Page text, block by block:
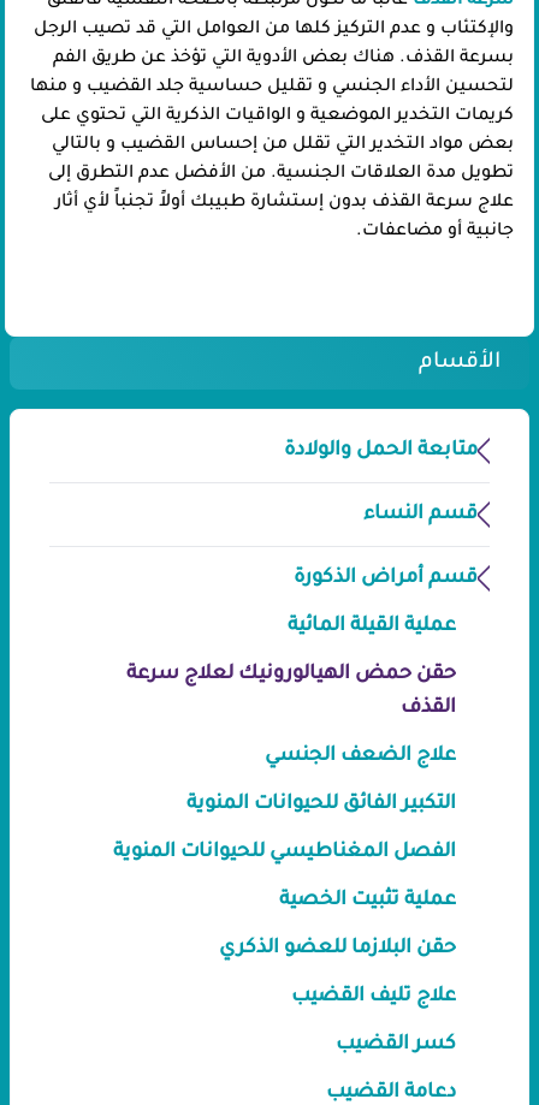
والإكتئاب و عدم التركيز كلها من العوامل التي قد تصيب الرجل
بسرعة القذف. هناك بعض الأدوية التي تؤخذ عن طريق الفم
لتحسين الأداء الجنسي و تقليل حساسية جلد القضيب و منها
كريمات التخدير الموضعية و الواقيات الذكرية التي تحتوي على
بعض مواد التخدير التي تقلل من إحساس القضيب و بالتالي
تطويل مدة العلاقات الجنسية. من الأفضل عدم التطرق إلى
علاج سرعة القذف بدون إستشارة طبيبك أولاً تجنباً لأي أثار
جانبية أو مضاعفات. ​
الأقسام
متابعة الحمل والولادة
قسم النساء
قسم أمراض الذكورة
عملية القيلة المائية
حقن حمض الهيالورونيك لعلاج سرعة
القذف
علاج الضعف الجنسي
التكبير الفائق للحيوانات المنوية
الفصل المغناطيسي للحيوانات المنوية
عملية تثبيت الخصية
حقن البلازما للعضو الذكري
علاج تليف القضيب
كسر القضيب
دعامة القضيب